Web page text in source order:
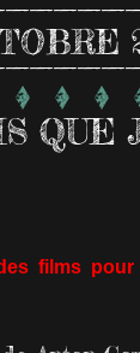
QUE
films pour